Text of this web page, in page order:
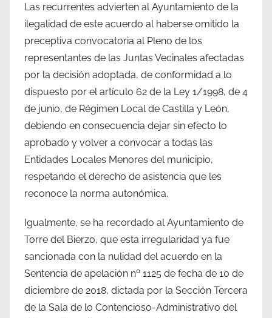
Las recurrentes advierten al Ayuntamiento de la
ilegalidad de este acuerdo al haberse omitido la
preceptiva convocatoria al Pleno de los
representantes de las Juntas Vecinales afectadas
por la decisión adoptada, de conformidad a lo
dispuesto por el artículo 62 de la Ley 1/1998, de 4
de junio, de Régimen Local de Castilla y León,
debiendo en consecuencia dejar sin efecto lo
aprobado y volver a convocar a todas las
Entidades Locales Menores del municipio,
respetando el derecho de asistencia que les
reconoce la norma autonómica.
Igualmente, se ha recordado al Ayuntamiento de
Torre del Bierzo, que esta irregularidad ya fue
sancionada con la nulidad del acuerdo en la
Sentencia de apelación nº 1125 de fecha de 10 de
diciembre de 2018, dictada por la Sección Tercera
de la Sala de lo Contencioso-Administrativo del